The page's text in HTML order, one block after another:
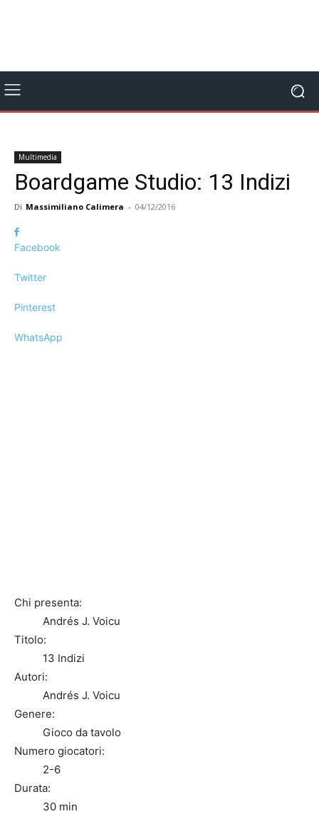
Multimedia
Boardgame Studio: 13 Indizi
Di Massimiliano Calimera - 04/12/2016
Facebook
Twitter
Pinterest
WhatsApp
Chi presenta:
Andrés J. Voicu
Titolo:
13 Indizi
Autori:
Andrés J. Voicu
Genere:
Gioco da tavolo
Numero giocatori:
2-6
Durata:
30 min